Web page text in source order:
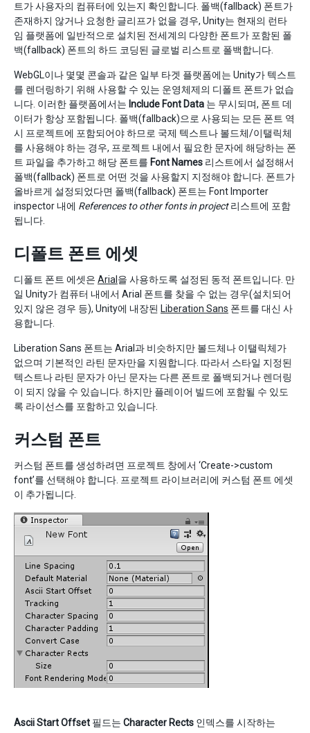
트가 사용자의 컴퓨터에 있는지 확인합니다. 폴백(fallback) 폰트가
존재하지 않거나 요청한 글리프가 없을 경우, Unity는 현재의 런타
임 플랫폼에 일반적으로 설치된 전세계의 다양한 폰트가 포함된 폴
백(fallback) 폰트의 하드 코딩된 글로벌 리스트로 폴백합니다.
WebGL이나 몇몇 콘솔과 같은 일부 타겟 플랫폼에는 Unity가 텍스트
를 렌더링하기 위해 사용할 수 있는 운영체제의 디폴트 폰트가 없습
니다. 이러한 플랫폼에서는 Include Font Data 는 무시되며, 폰트 데
이터가 항상 포함됩니다. 폴백(fallback)으로 사용되는 모든 폰트 역
시 프로젝트에 포함되어야 하므로 국제 텍스트나 볼드체/이탤릭체
를 사용해야 하는 경우, 프로젝트 내에서 필요한 문자에 해당하는 폰
트 파일을 추가하고 해당 폰트를 Font Names 리스트에서 설정해서
폴백(fallback) 폰트로 어떤 것을 사용할지 지정해야 합니다. 폰트가
올바르게 설정되었다면 폴백(fallback) 폰트는 Font Importer
inspector 내에 References to other fonts in project리스트에 포함
됩니다.
디폴트 폰트 에셋
디폴트 폰트 에셋은 Arial 을 사용하도록 설정된 동적 폰트입니다. 만
일 Unity가 컴퓨터 내에서 Arial 폰트를 찾을 수 없는 경우(설치되어
있지 않은 경우 등), Unity에 내장된 Liberation Sans 폰트를 대신 사
용합니다.
Liberation Sans 폰트는 Arial과 비슷하지만 볼드체나 이탤릭체가
없으며 기본적인 라틴 문자만을 지원합니다. 따라서 스타일 지정된
텍스트나 라틴 문자가 아닌 문자는 다른 폰트로 폴백되거나 렌더링
이 되지 않을 수 있습니다. 하지만 플레이어 빌드에 포함될 수 있도
록 라이선스를 포함하고 있습니다.
커스텀 폰트
커스텀 폰트를 생성하려면 프로젝트 창에서 ‘Create->custom
font’를 선택해야 합니다. 프로젝트 라이브러리에 커스텀 폰트 에셋
이 추가됩니다.
Ascii Start Offset 필드는 Character Rects 인덱스를 시작하는